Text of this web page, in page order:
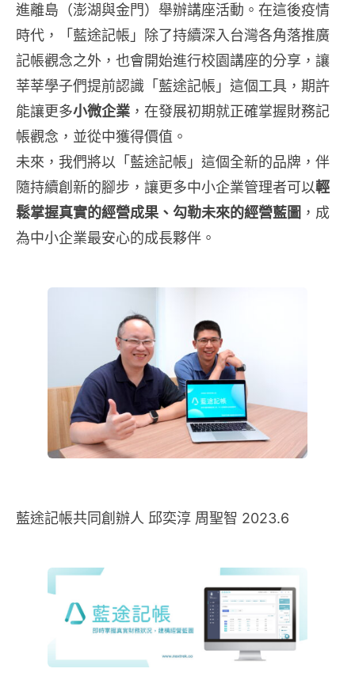
進離島（澎湖與金門）舉辦講座活動。在這後疫情
時代，「藍途記帳」除了持續深入台灣各角落推廣
記帳觀念之外，也會開始進行校園講座的分享，讓
莘莘學子們提前認識「藍途記帳」這個工具，期許
能讓更多小微企業 ，在發展初期就正確掌握財務記
帳觀念，並從中獲得價值。
未來，我們將以「藍途記帳」這個全新的品牌，伴
隨持續創新的腳步，讓更多中小企業管理者可以輕
鬆掌握真實的經營成果、勾勒未來的經營藍圖 ，成
為中小企業最安心的成長夥伴。
藍途記帳共同創辦人 邱奕淳 周聖智 2023.6